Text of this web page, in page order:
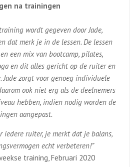
na trainingen
wordt gegeven door Jade,
dat merk je in de lessen. De lessen
een mix van bootcamp, pilates,
en dit alles gericht op de ruiter en
Jade zorgt voor genoeg individuele
ook niet erg als de deelnemers
hebben, indien nodig worden de
aangepast.
iedere ruiter, je merkt dat je balans,
echt verbeteren!”
training, Februari 2020